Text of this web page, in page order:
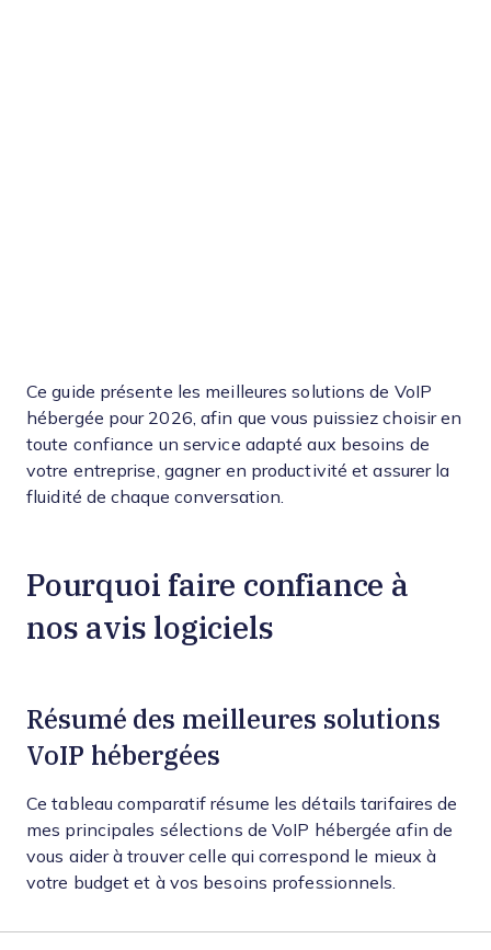
Ce guide présente les meilleures solutions de VoIP
hébergée pour 2026, afin que vous puissiez choisir en
toute confiance un service adapté aux besoins de
votre entreprise, gagner en productivité et assurer la
fluidité de chaque conversation.
Pourquoi faire confiance à
nos avis logiciels
Résumé des meilleures solutions
VoIP hébergées
Ce tableau comparatif résume les détails tarifaires de
mes principales sélections de VoIP hébergée afin de
vous aider à trouver celle qui correspond le mieux à
votre budget et à vos besoins professionnels.